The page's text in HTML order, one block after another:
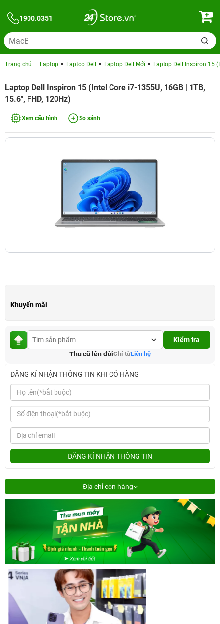
1900.0351
Trang chủ Laptop Laptop Dell Laptop Dell Mới Laptop Dell Inspiron 15
Laptop Dell Inspiron 15 (Intel Core i7-1355U, 16GB | 1TB,
15.6", FHD, 120Hz)
Xem cấu hình So sánh
Khuyến mãi
Kiểm tra
Thu cũ lên đờiChỉ từLiên hệ
ĐĂNG KÍ NHẬN THÔNG TIN KHI CÓ HÀNG
ĐĂNG KÍ NHẬN THÔNG TIN
Địa chỉ còn hàng